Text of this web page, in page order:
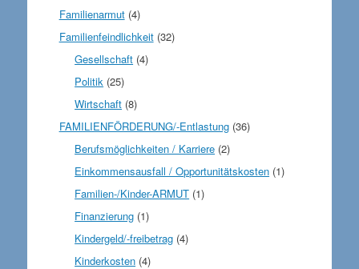
Familienarmut(4)
Familienfeindlichkeit(32)
Gesellschaft (4)
Politik (25)
Wirtschaft (8)
FAMILIENFÖRDERUNG/-Entlastung(36)
Berufsmöglichkeiten / Karriere (2)
Einkommensausfall / Opportunitätskosten (1)
Familien-/Kinder-ARMUT (1)
Finanzierung (1)
Kindergeld/-freibetrag (4)
Kinderkosten (4)